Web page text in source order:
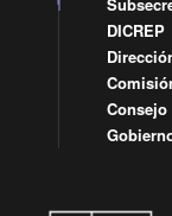
DICREP
Consejo